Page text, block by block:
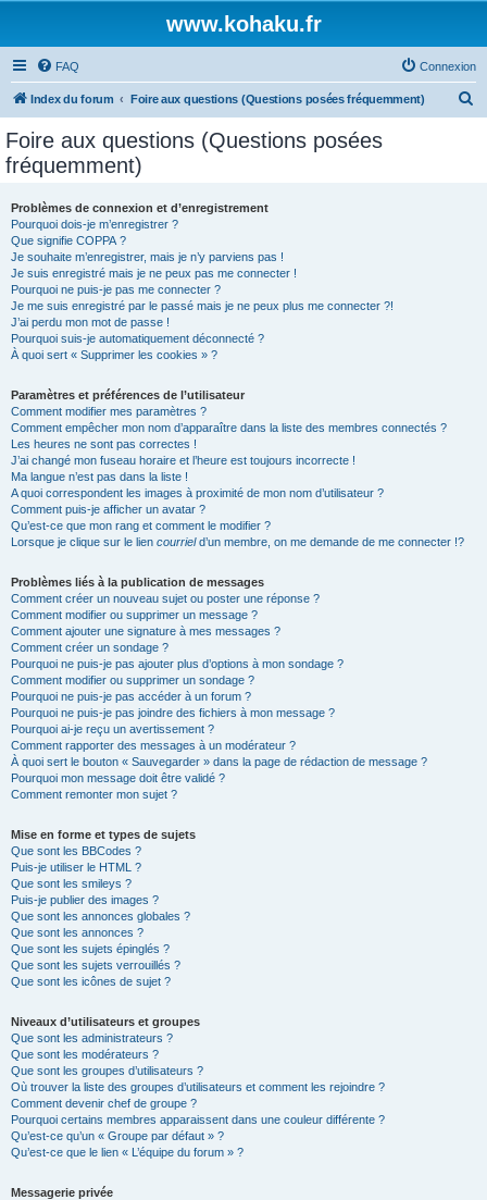
www.kohaku.fr
FAQ Connexion
Index du forum Foire aux questions (Questions posées fréquemment)
Foire aux questions (Questions posées
fréquemment)
Problèmes de connexion et d’enregistrement
Pourquoi dois-je m’enregistrer ?
Que signifie COPPA ?
Je souhaite m’enregistrer, mais je n’y parviens pas !
Je suis enregistré mais je ne peux pas me connecter !
Pourquoi ne puis-je pas me connecter ?
Je me suis enregistré par le passé mais je ne peux plus me connecter ?!
J’ai perdu mon mot de passe !
Pourquoi suis-je automatiquement déconnecté ?
À quoi sert « Supprimer les cookies » ?
Paramètres et préférences de l’utilisateur
Comment modifier mes paramètres ?
Comment empêcher mon nom d’apparaître dans la liste des membres connectés ?
Les heures ne sont pas correctes !
J’ai changé mon fuseau horaire et l’heure est toujours incorrecte !
Ma langue n’est pas dans la liste !
A quoi correspondent les images à proximité de mon nom d’utilisateur ?
Comment puis-je afficher un avatar ?
Qu’est-ce que mon rang et comment le modifier ?
Lorsque je clique sur le lien courrield’un membre, on me demande de me connecter !?
Problèmes liés à la publication de messages
Comment créer un nouveau sujet ou poster une réponse ?
Comment modifier ou supprimer un message ?
Comment ajouter une signature à mes messages ?
Comment créer un sondage ?
Pourquoi ne puis-je pas ajouter plus d’options à mon sondage ?
Comment modifier ou supprimer un sondage ?
Pourquoi ne puis-je pas accéder à un forum ?
Pourquoi ne puis-je pas joindre des fichiers à mon message ?
Pourquoi ai-je reçu un avertissement ?
Comment rapporter des messages à un modérateur ?
À quoi sert le bouton « Sauvegarder » dans la page de rédaction de message ?
Pourquoi mon message doit être validé ?
Comment remonter mon sujet ?
Mise en forme et types de sujets
Que sont les BBCodes ?
Puis-je utiliser le HTML ?
Que sont les smileys ?
Puis-je publier des images ?
Que sont les annonces globales ?
Que sont les annonces ?
Que sont les sujets épinglés ?
Que sont les sujets verrouillés ?
Que sont les icônes de sujet ?
Niveaux d’utilisateurs et groupes
Que sont les administrateurs ?
Que sont les modérateurs ?
Que sont les groupes d’utilisateurs ?
Où trouver la liste des groupes d’utilisateurs et comment les rejoindre ?
Comment devenir chef de groupe ?
Pourquoi certains membres apparaissent dans une couleur différente ?
Qu’est-ce qu’un « Groupe par défaut » ?
Qu’est-ce que le lien « L’équipe du forum » ?
Messagerie privée